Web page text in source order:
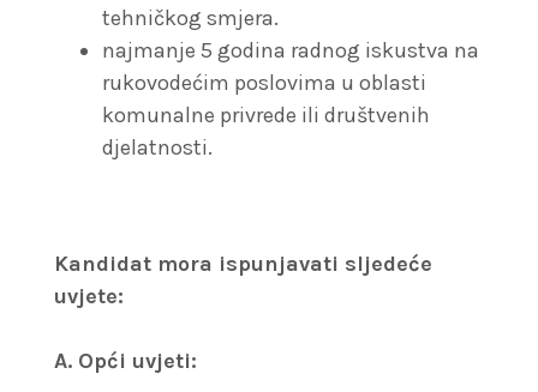
tehničkog smjera.
najmanje 5 godina radnog iskustva na
rukovodećim poslovima u oblasti
komunalne privrede ili društvenih
djelatnosti.
Kandidat mora ispunjavati sljedeće
uvjete:
A. Opći uvjeti: